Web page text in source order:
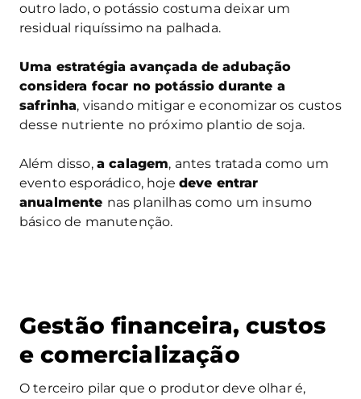
outro lado, o potássio costuma deixar um
residual riquíssimo na palhada.
Uma estratégia avançada de adubação
considera focar no potássio durante a
safrinha, visando mitigar e economizar os custos
desse nutriente no próximo plantio de soja.
Além disso, a calagem, antes tratada como um
evento esporádico, hoje deve entrar
anualmente nas planilhas como um insumo
básico de manutenção.
Gestão financeira, custos
e comercialização
O terceiro pilar que o produtor deve olhar é,